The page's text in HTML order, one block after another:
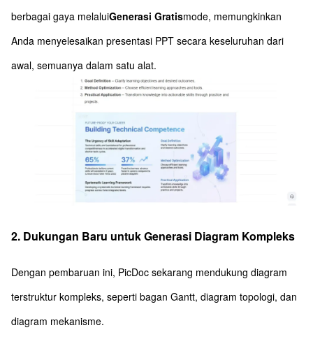
berbagai gaya melaluiGenerasi Gratismode, memungkinkan
Anda menyelesaikan presentasi PPT secara keseluruhan dari
awal, semuanya dalam satu alat.
2. Dukungan Baru untuk Generasi Diagram Kompleks
Dengan pembaruan ini, PicDoc sekarang mendukung diagram
terstruktur kompleks, seperti bagan Gantt, diagram topologi, dan
diagram mekanisme.